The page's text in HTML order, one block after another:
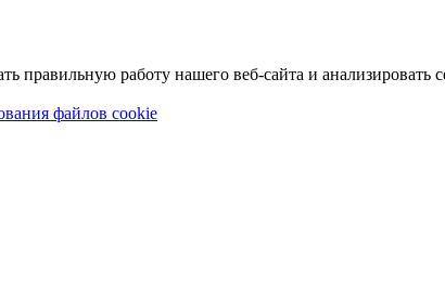
правильную работу нашего веб-сайта и анализировать
файлов cookie